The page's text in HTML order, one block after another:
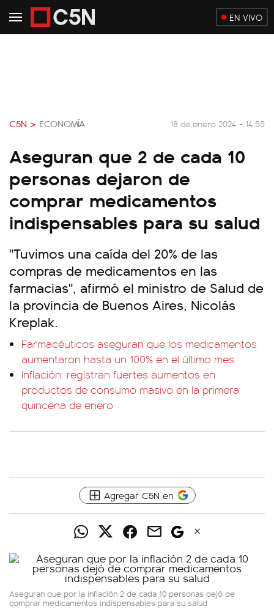
EN VIVO
C5N > ECONOMÍA 18 de enero 2024 - 14:55
Aseguran que 2 de cada 10
personas dejaron de
comprar medicamentos
indispensables para su salud
"Tuvimos una caída del 20% de las
compras de medicamentos en las
farmacias", afirmó el ministro de Salud de
la provincia de Buenos Aires, Nicolás
Kreplak.
Farmacéuticos aseguran que los medicamentos
aumentaron hasta un 100% en el último mes
Inflación: registran fuertes aumentos en
productos de consumo masivo en la primera
quincena de enero
Agregar C5N en
Aseguran que por la inflación 2 de cada 10 personas dejó de
comprar medicamentos indispensables para su salud